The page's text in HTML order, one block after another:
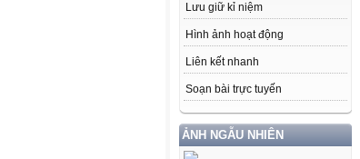
Lưu giữ kỉ niệm
Hình ảnh hoạt động
Liên kết nhanh
Soạn bài trực tuyến
ẢNH NGẪU NHIÊN